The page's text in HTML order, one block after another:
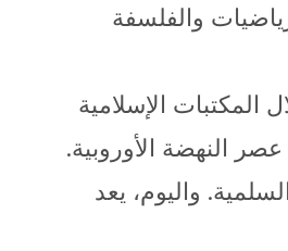
والفلسفة
الإسلامية
النهضة الأوروبية.
واليوم، يعد